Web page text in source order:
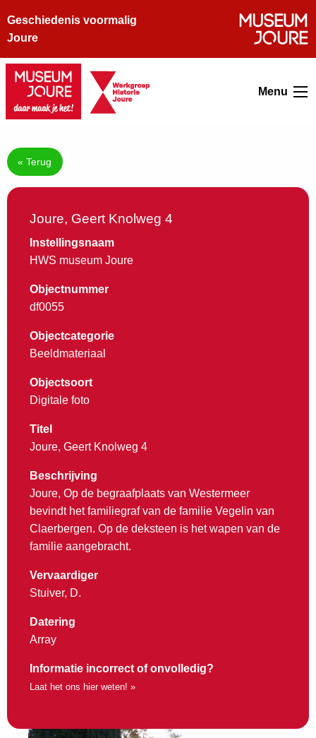
Geschiedenis voormalig
Joure
Menu
« Terug
Joure, Geert Knolweg 4
Instellingsnaam
HWS museum Joure
Objectnummer
df0055
Objectcategorie
Beeldmateriaal
Objectsoort
Digitale foto
Titel
Joure, Geert Knolweg 4
Beschrijving
Joure, Op de begraafplaats van Westermeer
bevindt het familiegraf van de familie Vegelin van
Claerbergen. Op de deksteen is het wapen van de
familie aangebracht.
Vervaardiger
Stuiver, D.
Datering
Array
Informatie incorrect of onvolledig?
Laat het ons hier weten! »